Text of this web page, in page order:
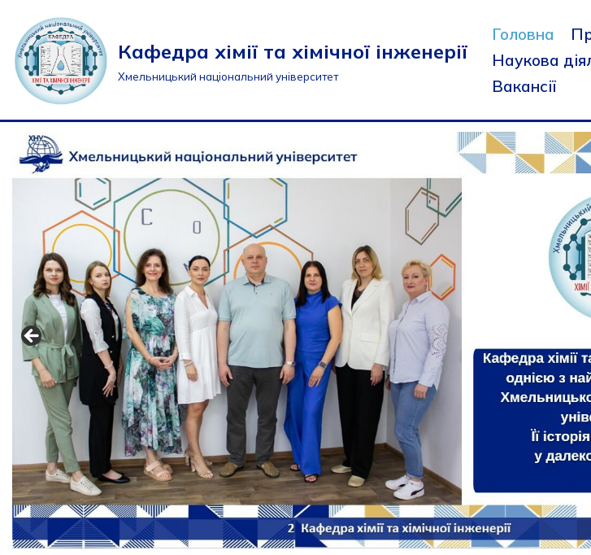
Перейти
до
вмісту
Кафедра хімії та хімічної інженерії
Хмельницький національний університет
Головна
Наукова
Вакансії